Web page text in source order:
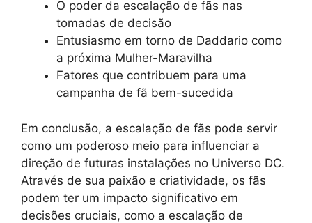
O poder da escalação de fãs nas
tomadas de decisão
Entusiasmo em torno de Daddario como
a próxima Mulher-Maravilha
Fatores que contribuem para uma
campanha de fã bem-sucedida
Em conclusão, a escalação de fãs pode servir
como um poderoso meio para influenciar a
direção de futuras instalações no Universo DC.
Através de sua paixão e criatividade, os fãs
podem ter um impacto significativo em
decisões cruciais, como a escalação de